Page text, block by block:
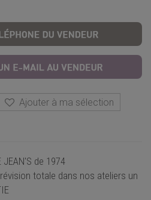
Ajouter à ma sélection
JEAN'S de 1974
totale dans nos ateliers un